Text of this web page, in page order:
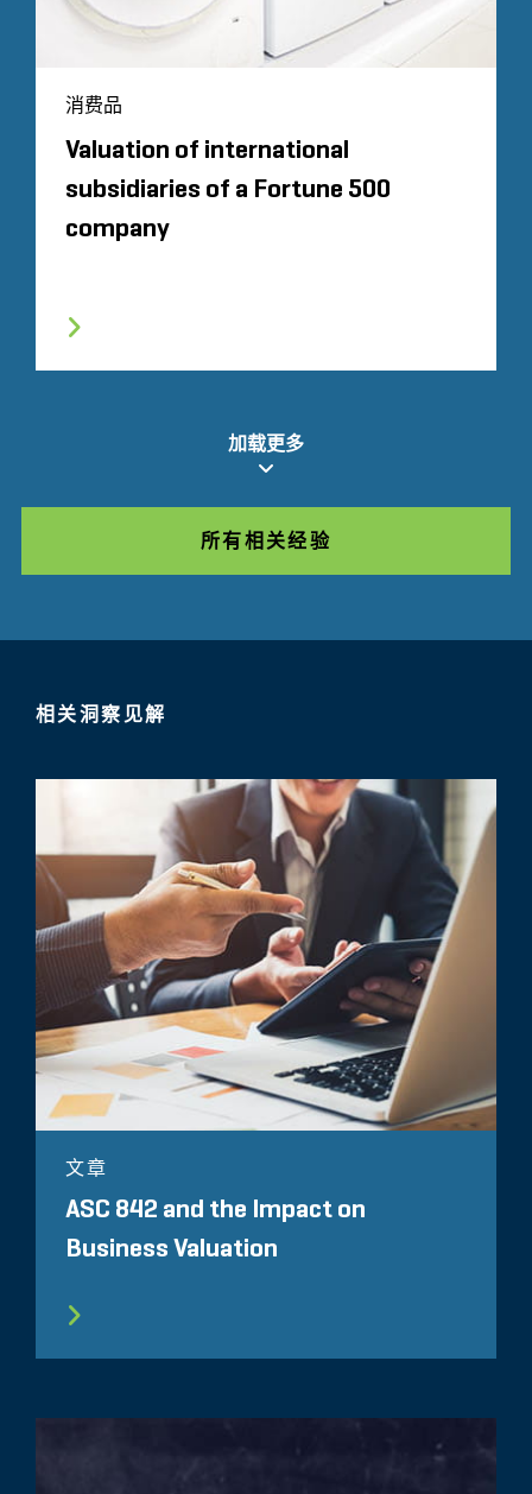
消费品
Valuation of international
subsidiaries of a Fortune 500
company
加载更多
所有相关经验
相关洞察见解
文章
ASC 842 and the Impact on
Business Valuation